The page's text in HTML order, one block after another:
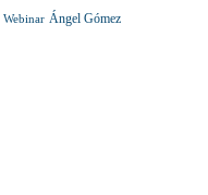
Webinar Ángel Gómez